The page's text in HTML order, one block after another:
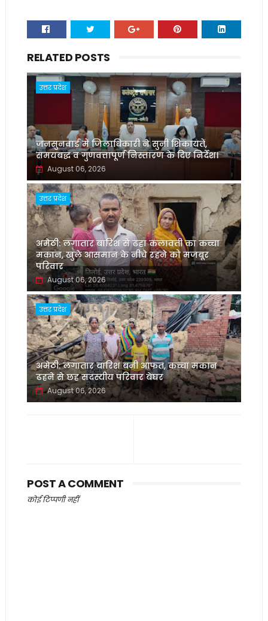
RELATED POSTS
उत्तर प्रदेश
जनसुनवाई में जिलाधिकारी ने सुनीं शिकायतें,
समयबद्ध व गुणवत्तापूर्ण निस्तारण के दिए निर्देश।
August 06, 2026
उत्तर प्रदेश
अमेठी: लगातार बारिश से ढहा कलावती का कच्चा
मकान, खुले आसमान के नीचे रहने को मजबूर
परिवार
August 06, 2026
उत्तर प्रदेश
अमेठी: लगातार बारिश बनी आफत, कच्चा मकान
ढहने से छह सदस्यीय परिवार बेघर
August 06, 2026
POST A COMMENT
कोई टिप्पणी नहीं